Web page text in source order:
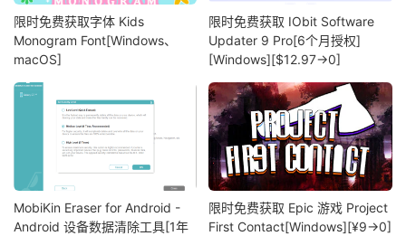
限时免费获取字体 Kids
Monogram Font[Windows、
macOS]
限时免费获取 IObit Software
Updater 9 Pro[6个月授权]
[Windows][$12.97→0]
MobiKin Eraser for Android -
Android 设备数据清除工具[1年
限时免费获取 Epic 游戏 Project
First Contact[Windows][¥9→0]